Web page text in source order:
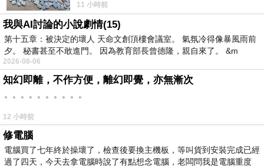
給家長一個思考的方向。
現在，就帶著好奇心翻開書頁吧！
◎孩子從書中可以學到
．情緒管理：保持快樂、不亂生氣、克服恐懼與害
怕、排解負面情緒、面對壓力
．人生智慧；努力付出才能成功、忍受痛苦的重要、
把握當下、如何成為人生勝利組、建立自信、從失敗中學
智課的她,特來傾
11 小時前
我與AI討論的小說劇情(15)
第十五章：被決定的壞人 天命文創頂樓會議室。 氣氛冷得像暴風雨前
夕。 秘書甚至不敢進門。 因為教育部長曾德隆，親自來了。 &m
2026-08-06
知幻即離，不作方便，離幻即覺，亦無漸次
。。。。。。。。。。
12 小時前
修電腦
電腦買了七年終於操壞了，檢查後要換主機板，等叫貨到安裝完成已經
過了四天，今天去拿電腦時說了有點想念電腦，老闆問我是電腦重度